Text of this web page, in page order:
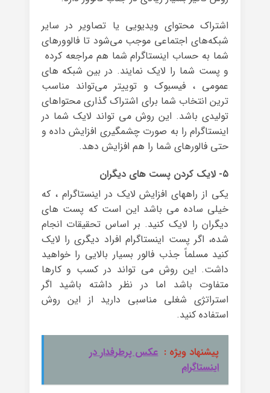
اشتراک محتوای ویدیویی یا تصاویر در سایر
شبکه‌های اجتماعی موجب می‌شود تا فالوورهای
شما به حساب اینستاگرام شما هم مراجعه کرده
و پست شما را لایک نمایند. در بین شبکه های
عمومی ، فیسبوک و توییتر می‌تواند مناسب
ترین انتخاب شما برای اشتراک گذاری محتواهای
تولیدی باشد. این روش می تواند لایک شما در
اینستاگرام را به صورت چشمگیری افزایش داده و
حتی فالورهای شما را هم افزایش دهد.
۵- لایک کردن پست های دیگران
یکی از راههای افزایش لایک در اینستاگرام ، که
خیلی ساده می باشد این است که پست های
دیگران را لایک کنید. بر اساس تحقیقات انجام
شده، اگر پست اینستاگرام افراد دیگری را لایک
کنید مسلماً جذب فالور بسیار بالایی را خواهید
داشت. این روش می تواند در کسب و کارها
متفاوت باشد اما در نظر داشته باشید اگر
استراتژی شغلی مناسبی دارید از این روش
استفاده کنید.
پیشنهاد ویژه : عکس پرطرفدار در
اینستاگرام